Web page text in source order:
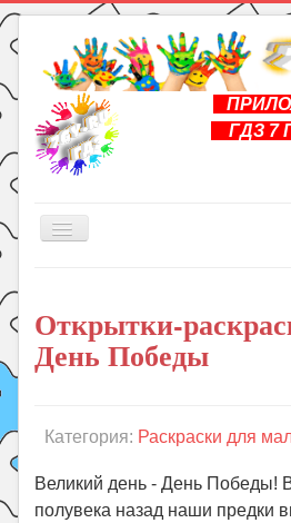
ГДЗ 7
Включить/
Книги
Рукоделие
Уроки
Праздники
Открытки-
День Победы
Категория: Раскраски для
Великий день - День Победы!
полувека назад наши предки